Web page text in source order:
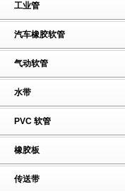
工业管
汽车橡胶软管
气动软管
水带
PVC 软管
橡胶板
传送带